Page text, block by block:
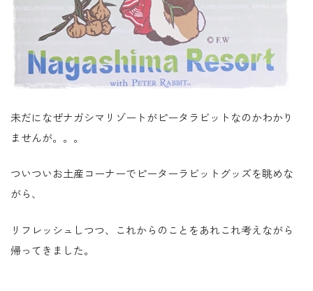
未だになぜナガシマリゾートがピータラビットなのかわかり
ませんが。。。
ついついお土産コーナーでピーターラビットグッズを眺めな
がら、
リフレッシュしつつ、これからのことをあれこれ考えながら
帰ってきました。